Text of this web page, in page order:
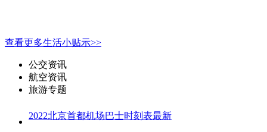
查看更多生活小贴示>>
公交资讯
航空资讯
旅游专题
2022北京首都机场巴士时刻表最新